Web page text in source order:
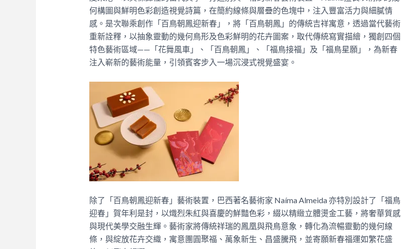
何構圖與鮮明色彩創造視覺詩篇，在簡約線條與層疊的色塊中，注入豐富活力與細膩情
感。是次聯乘創作「百鳥朝鳳迎新春」，將「百鳥朝鳳」的傳統吉祥寓意，透過當代藝術
重新詮釋，以抽象靈動的幾何鳥形及色彩鮮明的花卉圖案，取代傳統寫實描繪，獨創四個
特色藝術區域——「花舞風車」、「百鳥朝鳳」、「福鳥接福」及「福鳥星願」，為新春
注入嶄新的藝術能量，引領賓客步入一場沉浸式視覺盛宴。
除了「百鳥朝鳳迎新春」藝術裝置，巴西著名藝術家 Naíma Almeida 亦特別設計了「福鳥
迎春」賀年利是封，以熾烈朱紅與喜慶的鮮豔色彩，綴以精緻立體燙金工藝，將奢華質感
與現代美學交融生輝。藝術家將傳統祥瑞的鳳凰與飛鳥意象，轉化為流暢靈動的幾何線
條，與綻放花卉交織，寓意團圓聚福、萬象新生、昌盛騰飛，並寄願新春福運如繁花盛